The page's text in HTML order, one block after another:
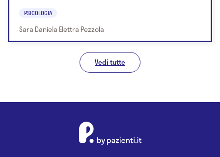
PSICOLOGIA
Sara Daniela Elettra Pezzola
Vedi tutte